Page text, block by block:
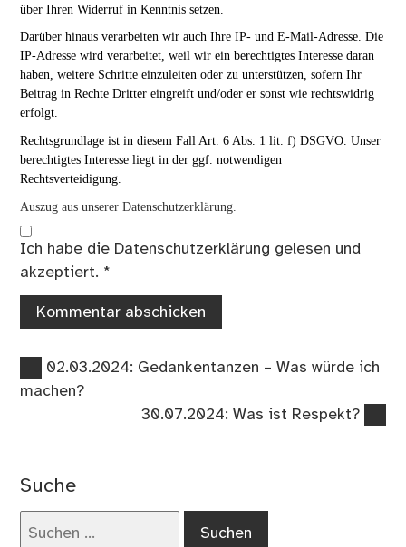
über Ihren Widerruf in Kenntnis setzen.
Darüber hinaus verarbeiten wir auch Ihre IP- und E-Mail-Adresse. Die
IP-Adresse wird verarbeitet, weil wir ein berechtigtes Interesse daran
haben, weitere Schritte einzuleiten oder zu unterstützen, sofern Ihr
Beitrag in Rechte Dritter eingreift und/oder er sonst wie rechtswidrig
erfolgt.
Rechtsgrundlage ist in diesem Fall Art. 6 Abs. 1 lit. f) DSGVO. Unser
berechtigtes Interesse liegt in der ggf. notwendigen
Rechtsverteidigung.
Auszug aus unserer Datenschutzerklärung.
Ich habe die Datenschutzerklärung gelesen und
akzeptiert. *
Beitragsnavigation
Vorheriger
Beitrag:
02.03.2024: Gedankentanzen – Was würde ich
machen?
Nächster
30.07.2024: Was ist Respekt?
Suche